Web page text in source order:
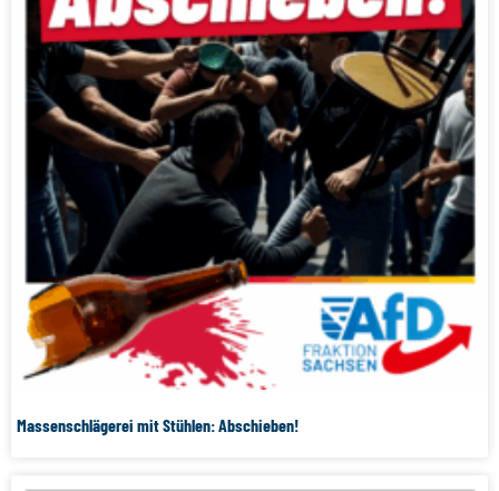
Massenschlägerei mit Stühlen: Abschieben!